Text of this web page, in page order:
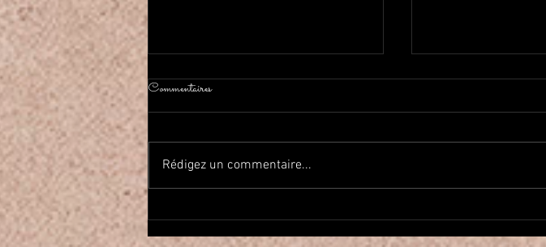
2026年春Haflaしました On a
fait la fête de la danse orientale!
新作1984がロー
Pièce 1984 a été
2026年、明けまし
ますので今後とも
お願いいたします
Commentaires
Rédigez un commentaire...